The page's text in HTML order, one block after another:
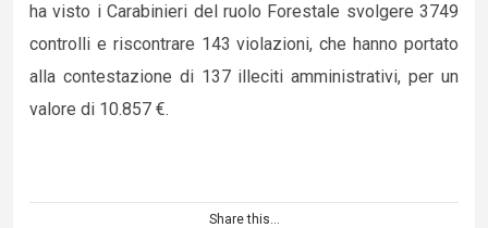
ha visto i Carabinieri del ruolo Forestale svolgere 3749
controlli e riscontrare 143 violazioni, che hanno portato
alla contestazione di 137 illeciti amministrativi, per un
valore di 10.857 €.
Share this...